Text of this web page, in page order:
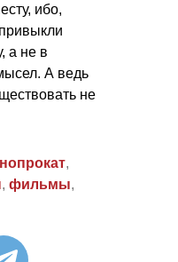
ибо,
а не в
А ведь
не
,
, фильмы,